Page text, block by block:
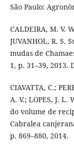
São Paulo:
CALDEIRA, M. V.
JUVANHOL, R. S.
mudas de
1, p. 31–39, 2013.
CIAVATTA, C.;
A. V.; LOPES, J. L.
do volume de
Cabralea
p. 869–880, 2014.